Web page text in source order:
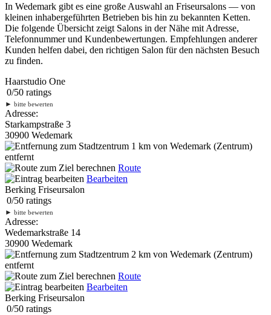
In Wedemark gibt es eine große Auswahl an Friseursalons — von
kleinen inhabergeführten Betrieben bis hin zu bekannten Ketten.
Die folgende Übersicht zeigt Salons in der Nähe mit Adresse,
Telefonnummer und Kundenbewertungen. Empfehlungen anderer
Kunden helfen dabei, den richtigen Salon für den nächsten Besuch
zu finden.
Haarstudio One
0/50 ratings
► bitte bewerten
Adresse:
Starkampstraße 3
30900 Wedemark
1 km von Wedemark (Zentrum)
entfernt
Route
Bearbeiten
Berking Friseursalon
0/50 ratings
► bitte bewerten
Adresse:
Wedemarkstraße 14
30900 Wedemark
2 km von Wedemark (Zentrum)
entfernt
Route
Bearbeiten
Berking Friseursalon
0/50 ratings